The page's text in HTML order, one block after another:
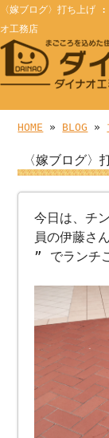
〈嫁ブログ〉打ち上げ
オ工務店
HOME » BLOG »
〈嫁ブログ〉
今日は、チ
員の伊藤さ
” でランチ